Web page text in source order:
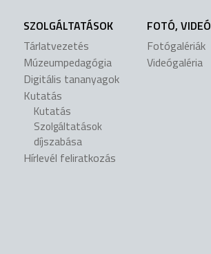
SZOLGÁLTATÁSOK
Tárlatvezetés
Múzeumpedagógia
Digitális tananyagok
Kutatás
Kutatás
Szolgáltatások
díjszabása
Hírlevél feliratkozás
FOTÓ, VIDEÓ
Fotógalériák
Videógaléria